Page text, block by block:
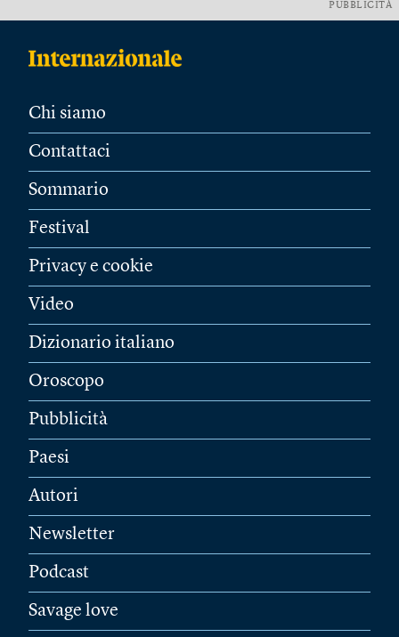
PUBBLICITÀ
Chi siamo
Contattaci
Sommario
Festival
Privacy e cookie
Video
Dizionario italiano
Oroscopo
Pubblicità
Paesi
Autori
Newsletter
Podcast
Savage love